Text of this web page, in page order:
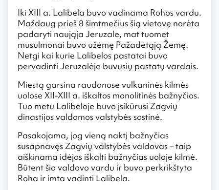
Iki XIII a. Lalibela buvo vadinama Rohos vardu.
Maždaug prieš 8 šimtmečius šią vietovę norėta
padaryti naująja Jeruzale, mat tuomet
musulmonai buvo užėmę Pažadėtąją Žemę.
Netgi kai kurie Lalibelos pastatai buvo
pervadinti Jeruzalėje buvusių pastatų vardais.
Miestą garsina raudonose vulkaninės kilmės
uolose XII-XIII a. iškaltos monolitinės bažnyčios.
Tuo metu Lalibeloje buvo įsikūrusi Zagvių
dinastijos valdomos valstybės sostinė.
Pasakojama, jog vieną naktį bažnyčias
susapnavęs Zagvių valstybės valdovas – taip
aiškinama idėjos iškalti bažnyčias uoloje kilmė.
Būtent šio valdovo vardu ir buvo perkrikštyta
Roha ir imta vadinti Lalibela.